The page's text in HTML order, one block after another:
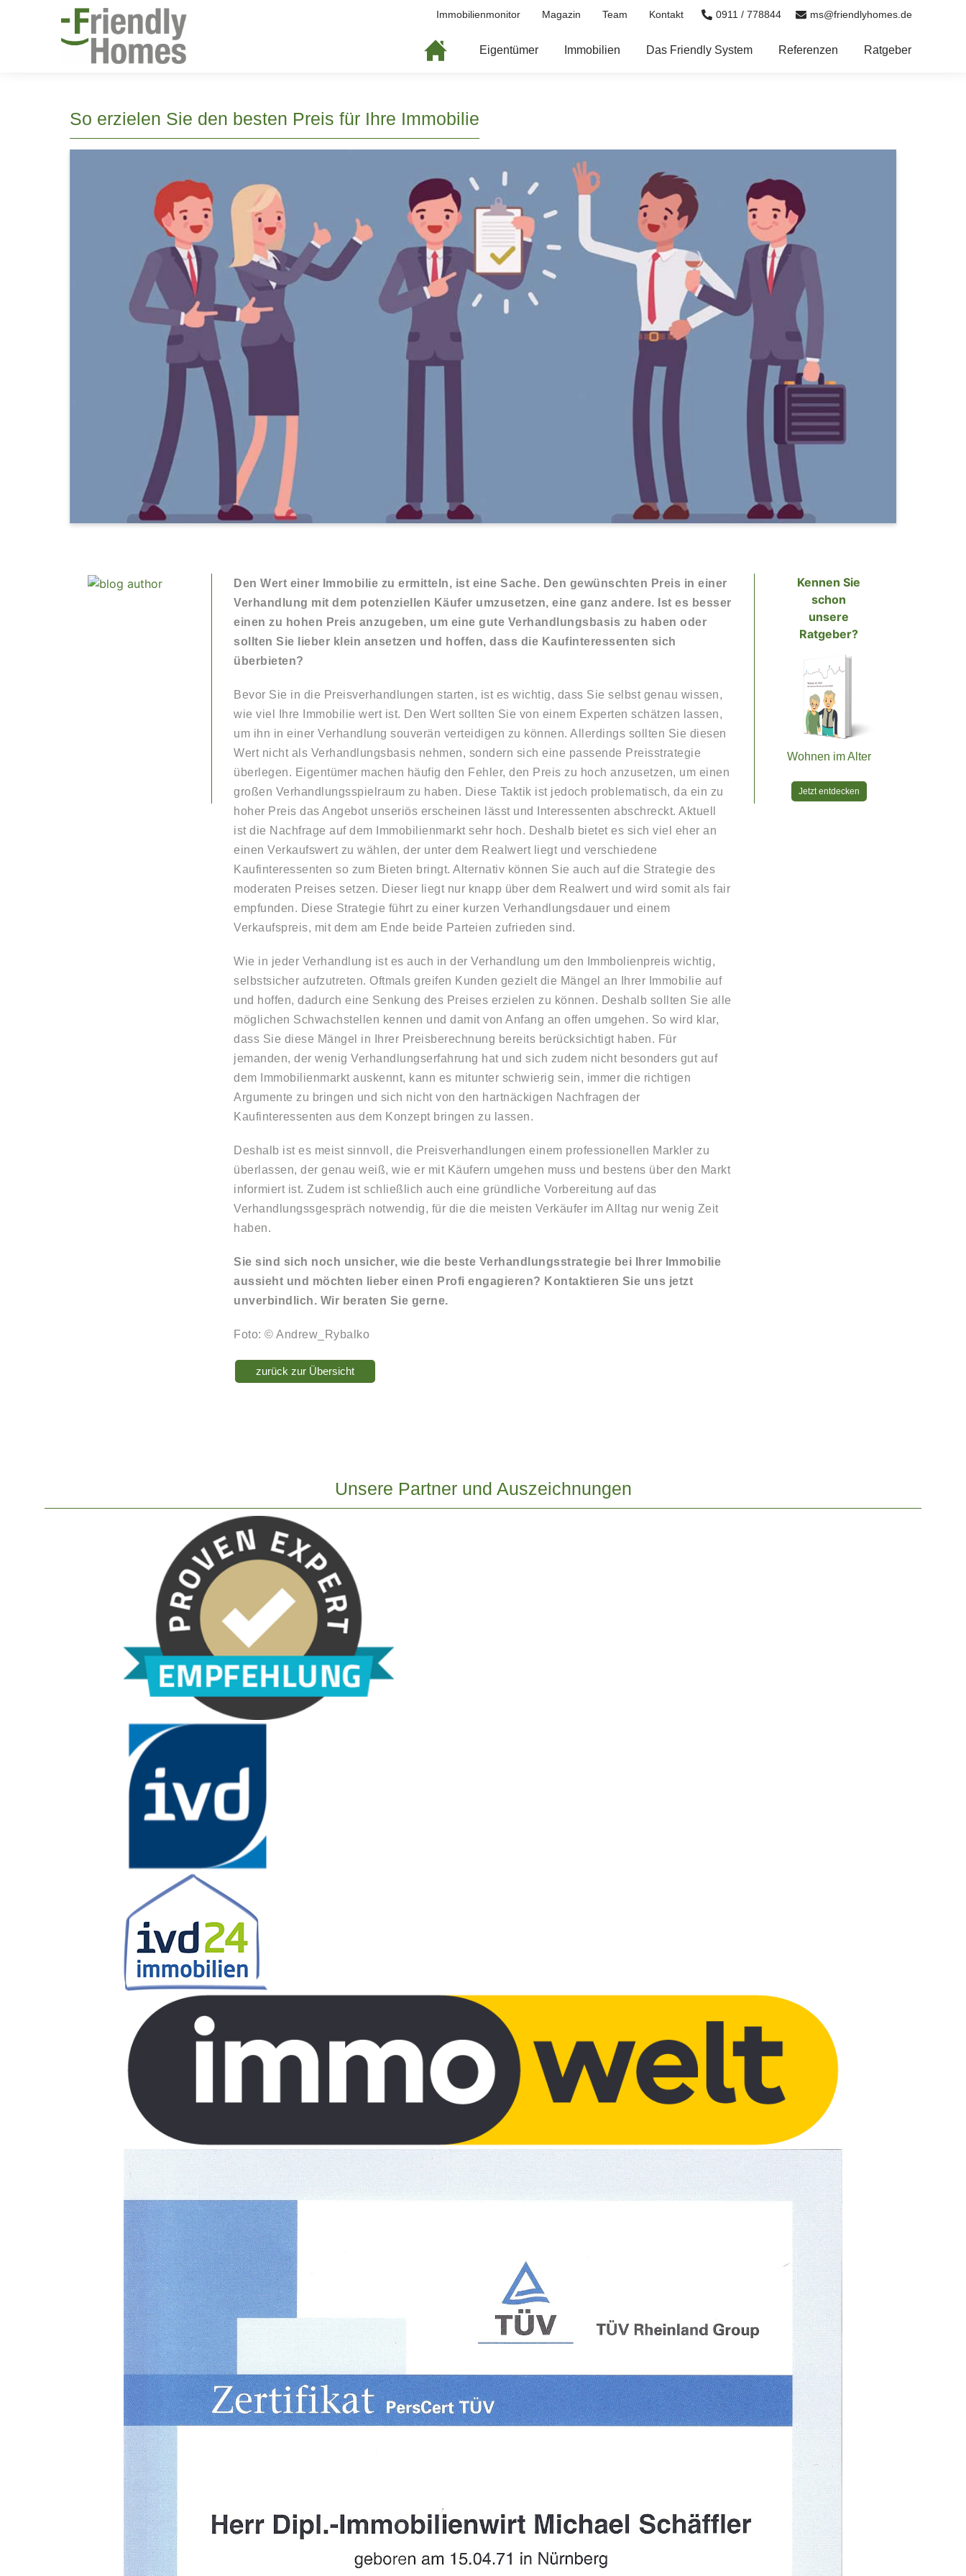
Immobilienmonitor Magazin Team Kontakt 0911 / 778844 ms@friendlyhomes.de
Eigentümer Immobilien Das Friendly System Referenzen Ratgeber
So erzielen Sie den besten Preis für Ihre Immobilie
Den Wert einer Immobilie zu ermitteln, ist eine Sache. Den gewünschten Preis in einer
Verhandlung mit dem potenziellen Käufer umzusetzen, eine ganz andere. Ist es besser
einen zu hohen Preis anzugeben, um eine gute Verhandlungsbasis zu haben oder
sollten Sie lieber klein ansetzen und hoffen, dass die Kaufinteressenten sich
überbieten?
Bevor Sie in die Preisverhandlungen starten, ist es wichtig, dass Sie selbst genau wissen,
wie viel Ihre Immobilie wert ist. Den Wert sollten Sie von einem Experten schätzen lassen,
um ihn in einer Verhandlung souverän verteidigen zu können. Allerdings sollten Sie diesen
Wert nicht als Verhandlungsbasis nehmen, sondern sich eine passende Preisstrategie
überlegen. Eigentümer machen häufig den Fehler, den Preis zu hoch anzusetzen, um einen
großen Verhandlungsspielraum zu haben. Diese Taktik ist jedoch problematisch, da ein zu
hoher Preis das Angebot unseriös erscheinen lässt und Interessenten abschreckt. Aktuell
ist die Nachfrage auf dem Immobilienmarkt sehr hoch. Deshalb bietet es sich viel eher an
einen Verkaufswert zu wählen, der unter dem Realwert liegt und verschiedene
Kaufinteressenten so zum Bieten bringt. Alternativ können Sie auch auf die Strategie des
moderaten Preises setzen. Dieser liegt nur knapp über dem Realwert und wird somit als fair
empfunden. Diese Strategie führt zu einer kurzen Verhandlungsdauer und einem
Verkaufspreis, mit dem am Ende beide Parteien zufrieden sind.
Wie in jeder Verhandlung ist es auch in der Verhandlung um den Immbolienpreis wichtig,
selbstsicher aufzutreten. Oftmals greifen Kunden gezielt die Mängel an Ihrer Immobilie auf
und hoffen, dadurch eine Senkung des Preises erzielen zu können. Deshalb sollten Sie alle
möglichen Schwachstellen kennen und damit von Anfang an offen umgehen. So wird klar,
dass Sie diese Mängel in Ihrer Preisberechnung bereits berücksichtigt haben. Für
jemanden, der wenig Verhandlungserfahrung hat und sich zudem nicht besonders gut auf
dem Immobilienmarkt auskennt, kann es mitunter schwierig sein, immer die richtigen
Argumente zu bringen und sich nicht von den hartnäckigen Nachfragen der
Kaufinteressenten aus dem Konzept bringen zu lassen.
Deshalb ist es meist sinnvoll, die Preisverhandlungen einem professionellen Markler zu
überlassen, der genau weiß, wie er mit Käufern umgehen muss und bestens über den Markt
informiert ist. Zudem ist schließlich auch eine gründliche Vorbereitung auf das
Verhandlungssgespräch notwendig, für die die meisten Verkäufer im Alltag nur wenig Zeit
haben.
Sie sind sich noch unsicher, wie die beste Verhandlungsstrategie bei Ihrer Immobilie
aussieht und möchten lieber einen Profi engagieren? Kontaktieren Sie uns jetzt
unverbindlich. Wir beraten Sie gerne.
Foto: © Andrew_Rybalko
zurück zur Übersicht
Kennen Sie
schon
unsere
Ratgeber?
Wohnen im Alter
Jetzt entdecken
Unsere Partner und Auszeichnungen